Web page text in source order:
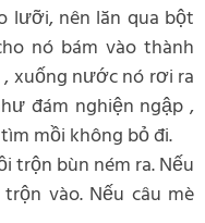
lưỡi, nên lăn qua bột
nó bám vào thành
xuống nước nó rơi ra
đám nghiện ngập ,
mồi không bỏ đi.
trộn bùn ném ra. Nếu
vào. Nếu câu mè